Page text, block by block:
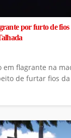
por furto de
em flagrante na
de furtar fios